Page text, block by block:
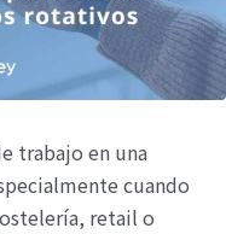
trabajo en una
cuando
retail o